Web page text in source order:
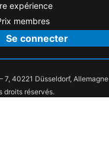
expérience
membres
Se connecter
7, 40221 Düsseldorf, Allemagne
droits réservés.